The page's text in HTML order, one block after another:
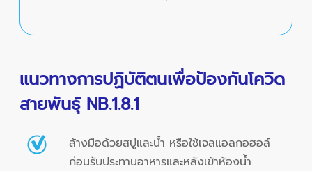
แนวทางการปฏิบัติตนเพื่อป้องกันโควิด
สายพันธุ์ NB.1.8.1
ล้างมือด้วยสบู่และน้ำ หรือใช้เจลแอลกอฮอล์
ก่อนรับประทานอาหารและหลังเข้าห้องน้ำ